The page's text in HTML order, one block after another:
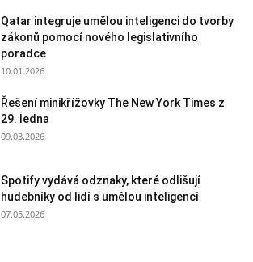
Qatar integruje umělou inteligenci do tvorby
zákonů pomocí nového legislativního
poradce
10.01.2026
Řešení minikřížovky The New York Times z
29. ledna
09.03.2026
Spotify vydává odznaky, které odlišují
hudebníky od lidí s umělou inteligencí
07.05.2026